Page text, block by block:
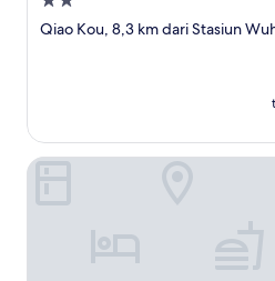
bintang
Qiao Kou, 8,3 km dari Stasiun
Ramada Encore by Wyndham